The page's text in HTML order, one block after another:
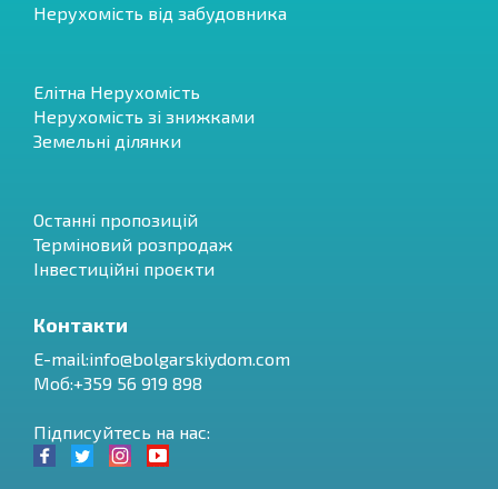
Нерухомість від забудовника
Елітна Нерухомість
Нерухомість зі знижками
Земельні ділянки
Останні пропозицій
Терміновий розпродаж
Інвестиційні проєкти
Контакти
E-mail:info@bolgarskiydom.com
Моб:+359 56 919 898
Підписуйтесь на нас: